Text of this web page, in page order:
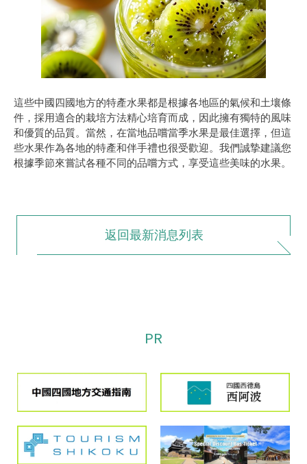
這些中國四國地方的特產水果都是根據各地區的氣候和土壤條
件，採用適合的栽培方法精心培育而成，因此擁有獨特的風味
和優質的品質。當然，在當地品嚐當季水果是最佳選擇，但這
些水果作為各地的特產和伴手禮也很受歡迎。我們誠摯建議您
根據季節來嘗試各種不同的品嚐方式，享受這些美味的水果。
返回最新消息列表
PR